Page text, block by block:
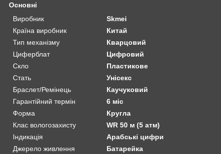
Основні
Виробник
Skmei
Країна виробник
Китай
Тип механізму
Кварцовий
Циферблат
Цифровий
Скло
Пластикове
Стать
Унісекс
Браслет/Ремінець
Каучуковий
Гарантійний термін
6 міс
Форма
Кругла
Клас вологозахисту
WR 50 м (5 атм)
Індикація
Арабські цифри
Джерело живлення
Батарейка